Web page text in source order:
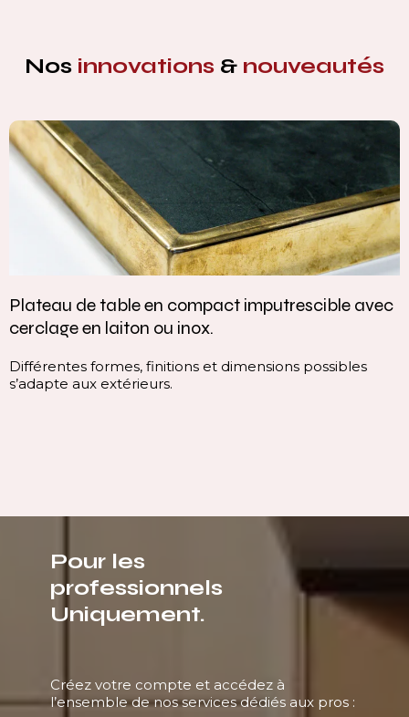
Nos innovations & nouveautés
Plateau de table en compact imputrescible avec
cerclage en laiton ou inox.
Différentes formes, finitions et dimensions possibles
s’adapte aux extérieurs.
Pour les
professionnels
Uniquement.
Créez votre compte et accédez à
l’ensemble de nos services dédiés aux pros :